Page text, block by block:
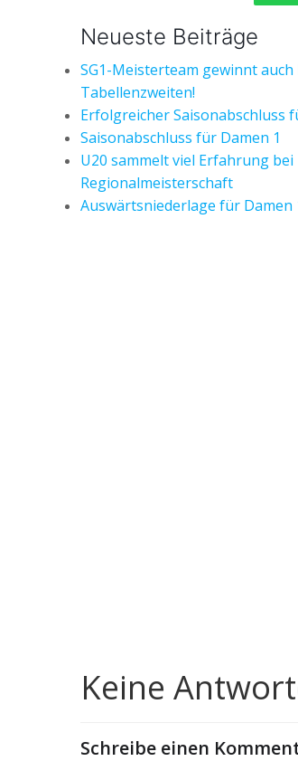
Neueste Beiträge
SG1-Meisterteam gewinnt auch
Tabellenzweiten!
Erfolgreicher Saisonabschluss
Saisonabschluss für Damen 1
U20 sammelt viel Erfahrung bei
Regionalmeisterschaft
Auswärtsniederlage für Damen
Keine
Schreibe einen